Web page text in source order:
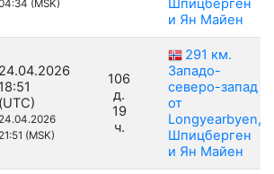
(MSK)
Шпицберген
и Ян Майен
24.04.2026
18:51
(UTC)
24.04.2026
21:51 (MSK)
106
д.
19
ч.
291 км.
Западо-
северо-запад
от
Longyearbyen,
Шпицберген
и Ян Майен